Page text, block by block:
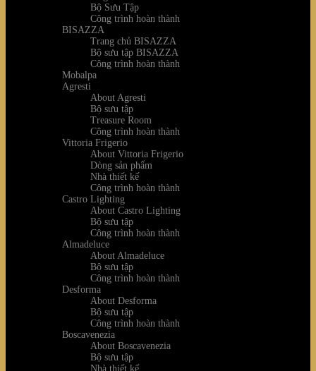
Bộ Sưu Tập
Công trình hoàn thành
BISAZZA
Trang chủ BISAZZA
Bộ sưu tập BISAZZA
Công trình hoàn thành
Mobalpa
Agresti
About Agresti
Bộ sưu tập
Treasure Room
Công trình hoàn thành
Vittoria Frigerio
About Vittoria Frigerio
Dòng sản phẩm
Nhà thiết kế
Công trình hoàn thành
Castro Lighting
About Castro Lighting
Bộ sưu tập
Công trình hoàn thành
Almadeluce
About Almadeluce
Bộ sưu tập
Công trình hoàn thành
Desforma
About Desforma
Bộ sưu tập
Công trình hoàn thành
Boscavenezia
About Boscavenezia
Bộ sưu tập
Nhà thiết kế